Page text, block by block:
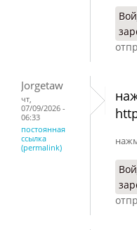
Jorgetaw
чт,
07/09/2026 -
06:33
постоянная
ссылка
(permalink)